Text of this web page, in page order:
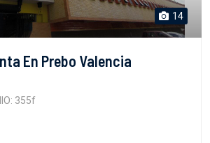
14
En Prebo Valencia
355f